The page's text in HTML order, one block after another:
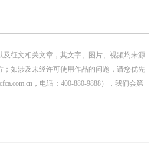
及征文相关文章，其文字、图片、视频均来源
如涉及未经许可使用作品的问题，请您优先
，电话：400-880-9888），我们会第